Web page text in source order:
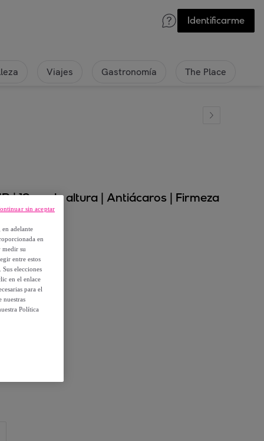
Identificarme
Viajes Gastronomía The Place
| 19cm de altura | Antiácaros | Firmeza
adelante
en
medir su
entre estos
elecciones
en el enlace
para el
nuestras
Política
sin aceptar